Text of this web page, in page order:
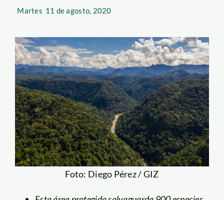
Martes 11 de agosto, 2020
Foto: Diego Pérez / GIZ